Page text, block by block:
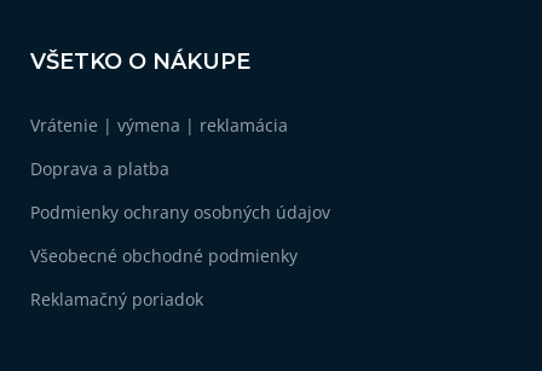
u
VŠETKO O NÁKUPE
Vrátenie | výmena | reklamácia
Doprava a platba
Podmienky ochrany osobných údajov
Všeobecné obchodné podmienky
Reklamačný poriadok